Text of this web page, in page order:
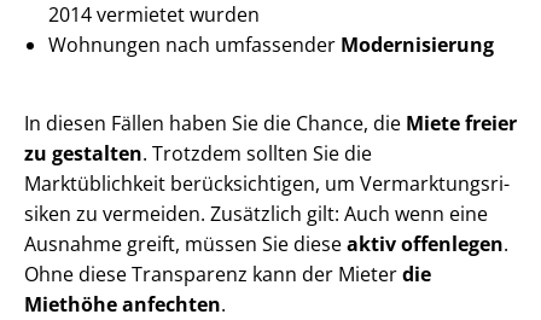
2014 vermietet wurden
Wohnungen nach umfassender Modernisierung
In diesen Fällen haben Sie die Chance, die Miete freier
zu gestalten. Trotzdem sollten Sie die
Marktüblichkeit berücksichtigen, um Ver­mark­tungs­ri­
si­ken zu vermeiden. Zusätzlich gilt: Auch wenn eine
Ausnahme greift, müssen Sie dieseaktiv offenlegen.
Ohne diese Transparenz kann der Mieterdie
Miethöhe anfechten.